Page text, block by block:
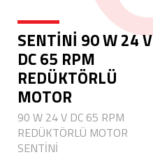
SENTİNİ 90 W 24 V
DC 65 RPM
REDÜKTÖRLÜ
MOTOR
90 W 24 V DC 65 RPM
REDÜKTÖRLÜ MOTOR
SENTİNİ